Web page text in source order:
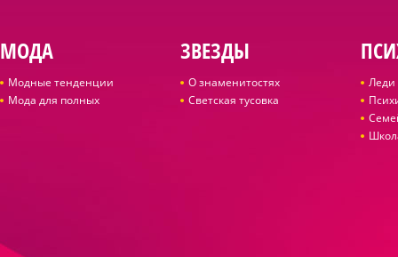
МОДА
Модные тенденции
Мода для полных
ЗВЕЗДЫ
О знаменитостях
Светская тусовка
Леди